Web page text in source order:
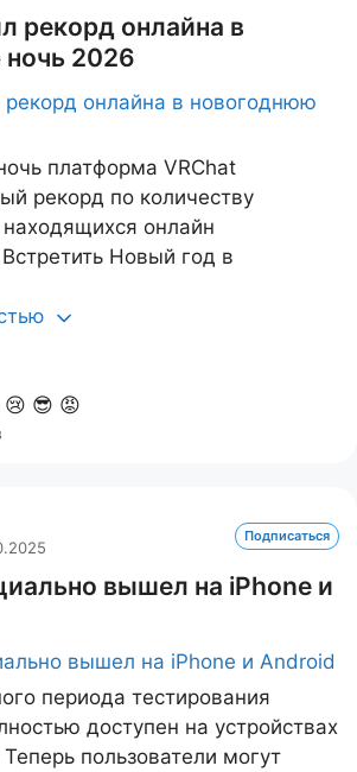
рекорд онлайна в
2026
платформа VRChat
рекорд по количеству
находящихся онлайн
Новый год в
😢 😎 😡
Подписаться
вышел на iPhone и
периода тестирования
доступен на устройствах
пользователи могут